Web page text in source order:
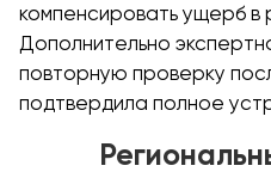
компенсировать ущерб в
Дополнительно
повторную проверку
подтвердила полное